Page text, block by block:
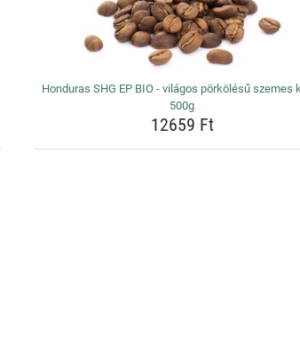
Honduras SHG EP BIO - világos pörkölésű szemes
500g
12659 Ft